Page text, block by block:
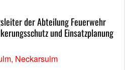
der Abteilung Feuerwehr
und Einsatzplanung
Neckarsulm